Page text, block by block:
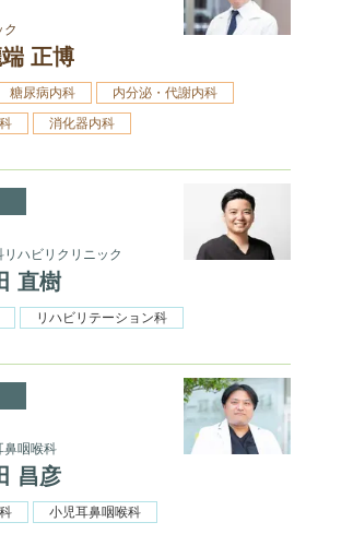
正博
糖尿病内科
内分泌・代謝内科
消化器内科
リハビリクリニック
直樹
リハビリテーション科
鼻咽喉科
昌彦
小児耳鼻咽喉科